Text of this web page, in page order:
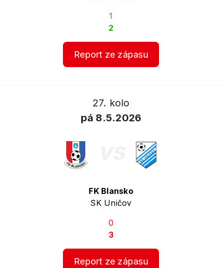
1
2
Report ze zápasu
27. kolo
pá 8.5.2026
FK Blansko
SK Uničov
0
3
Report ze zápasu